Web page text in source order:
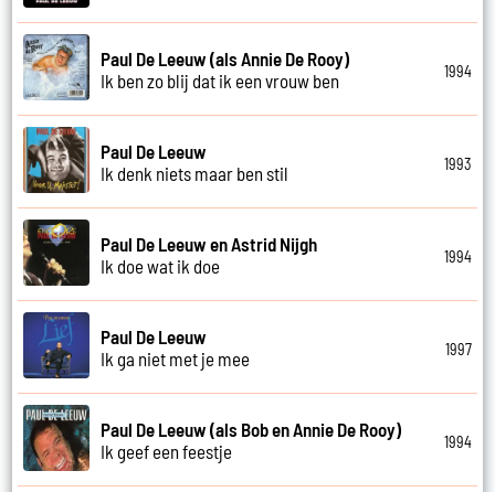
Paul De Leeuw (als Annie De Rooy)
Ik ben zo blij dat ik een vrouw ben
1994
Paul De Leeuw
Ik denk niets maar ben stil
1993
Paul De Leeuw en Astrid Nijgh
Ik doe wat ik doe
1994
Paul De Leeuw
Ik ga niet met je mee
1997
Paul De Leeuw (als Bob en Annie De Rooy)
Ik geef een feestje
1994